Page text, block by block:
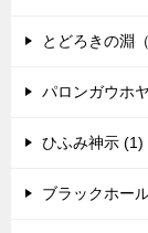
とどろきの淵
パロンガウホ
ひふみ神示 (1)
ブラックホー